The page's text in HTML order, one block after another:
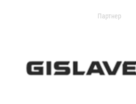
Партнер